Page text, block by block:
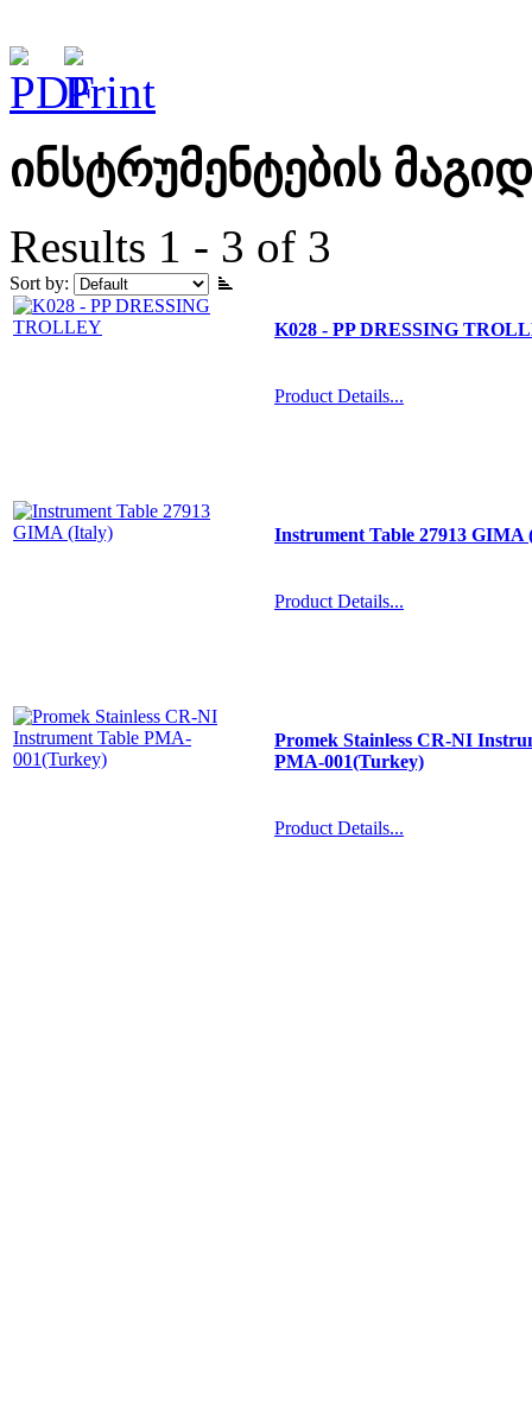
ინსტრუმენტების
Results 1 - 3 of 3
Sort by:
K028 - PP DRESSING
Product Details...
Instrument Table 27913 GIMA
Product Details...
Promek Stainless CR-NI
PMA-001(Turkey)
Product Details...